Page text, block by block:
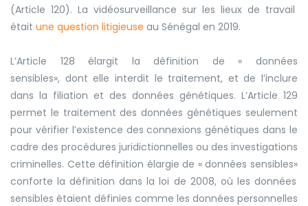
(Article 120). La vidéosurveillance sur les lieux de travail
était une question litigieuse au Sénégal en 2019.
L’Article 128 élargit la définition de«données
sensibles», dont elle interdit le traitement, et de l’inclure
dans la filiation et des données génétiques. L’Article 129
permet le traitement des données génétiques seulement
pour vérifier l’existence des connexions génétiques dans le
cadre des procédures juridictionnelles ou des investigations
criminelles. Cette définition élargie de «données sensibles»
conforte la définition dans la loi de 2008, où les données
sensibles étaient définies comme les données personnelles